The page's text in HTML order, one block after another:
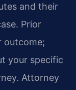
and their
Prior
outcome;
your specific
Attorney